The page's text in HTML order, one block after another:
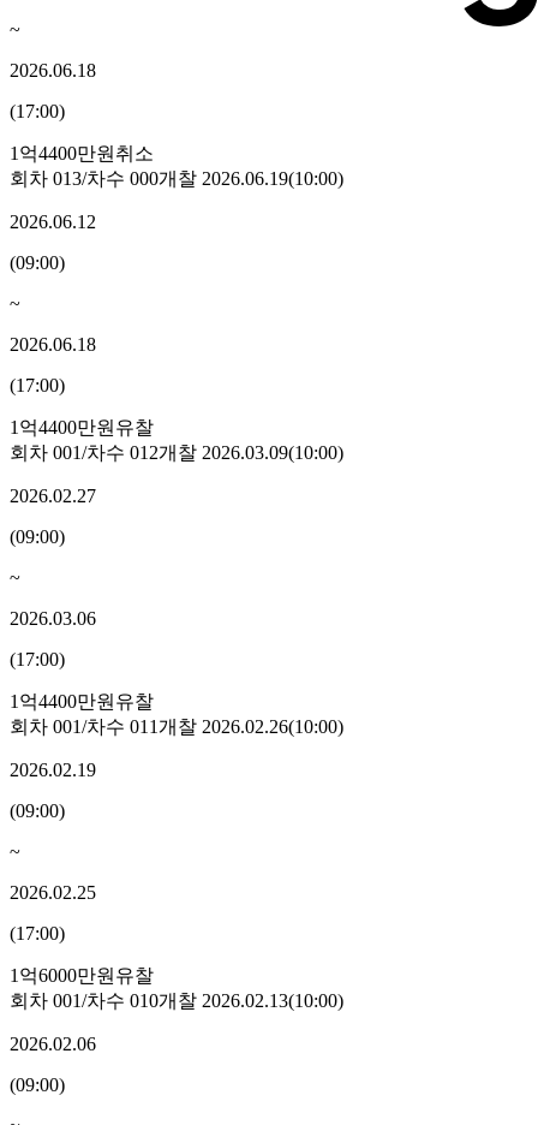
~
2026.06.18
(17:00)
1억4400만원 취소
회차 013/차수 000개찰 2026.06.19(10:00)
2026.06.12
(09:00)
~
2026.06.18
(17:00)
1억4400만원 유찰
회차 001/차수 012개찰 2026.03.09(10:00)
2026.02.27
(09:00)
~
2026.03.06
(17:00)
1억4400만원 유찰
회차 001/차수 011개찰 2026.02.26(10:00)
2026.02.19
(09:00)
~
2026.02.25
(17:00)
1억6000만원 유찰
회차 001/차수 010개찰 2026.02.13(10:00)
2026.02.06
(09:00)